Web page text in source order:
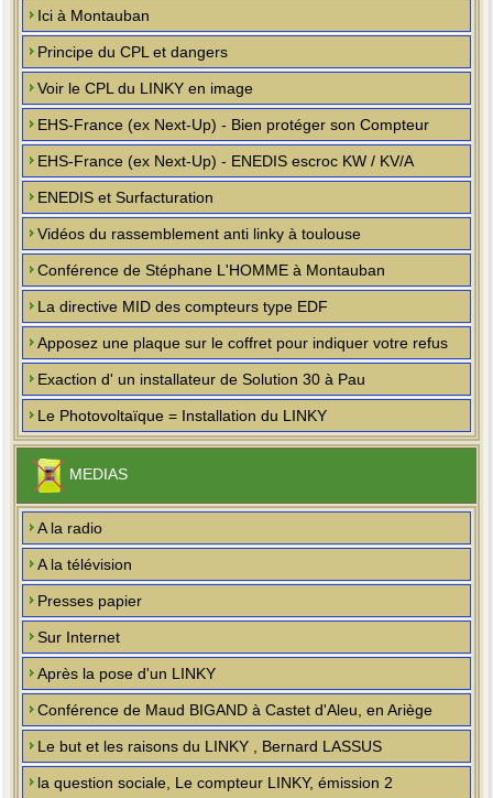
Ici à Montauban
Principe du CPL et dangers
Voir le CPL du LINKY en image
EHS-France (ex Next-Up) - Bien protéger son Compteur
EHS-France (ex Next-Up) - ENEDIS escroc KW / KV/A
ENEDIS et Surfacturation
Vidéos du rassemblement anti linky à toulouse
Conférence de Stéphane L'HOMME à Montauban
La directive MID des compteurs type EDF
Apposez une plaque sur le coffret pour indiquer votre refus
Exaction d' un installateur de Solution 30 à Pau
Le Photovoltaïque = Installation du LINKY
MEDIAS
A la radio
A la télévision
Presses papier
Sur Internet
Après la pose d'un LINKY
Conférence de Maud BIGAND à Castet d'Aleu, en Ariège
Le but et les raisons du LINKY , Bernard LASSUS
la question sociale, Le compteur LINKY, émission 2